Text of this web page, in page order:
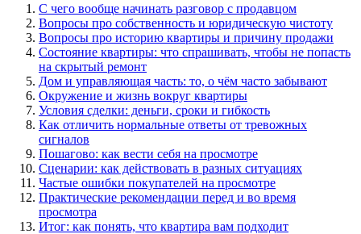
С чего вообще начинать разговор с продавцом
Вопросы про собственность и юридическую чистоту
Вопросы про историю квартиры и причину продажи
Состояние квартиры: что спрашивать, чтобы не попасть
на скрытый ремонт
Дом и управляющая часть: то, о чём часто забывают
Окружение и жизнь вокруг квартиры
Условия сделки: деньги, сроки и гибкость
Как отличить нормальные ответы от тревожных
сигналов
Пошагово: как вести себя на просмотре
Сценарии: как действовать в разных ситуациях
Частые ошибки покупателей на просмотре
Практические рекомендации перед и во время
просмотра
Итог: как понять, что квартира вам подходит